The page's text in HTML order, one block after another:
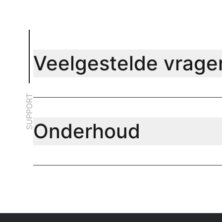
SUPPORT
Veelgestelde
Onderhoud